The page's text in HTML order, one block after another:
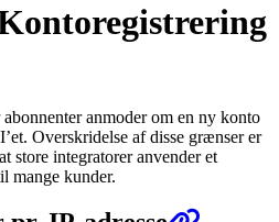
anmoder om en ny konto
Overskridelse af disse grænser er
store integratorer anvender et
mange kunder.